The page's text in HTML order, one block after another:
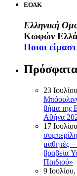
ΕΟΑΚ
Ελληνική
Κωφών
Ποιοι
23
βήμα της
Αθήνα
17
μαθητές
βραβεία
Παιδιού»
9